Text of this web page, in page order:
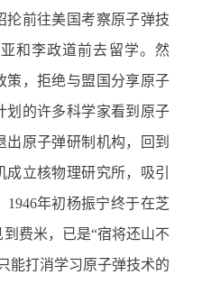
抡前往美国考察原子弹技
和李政道前去留学。然
策，拒绝与盟国分享原子
划的许多科学家看到原子
原子弹研制机构，回到
立核物理研究所，吸引
1946年初杨振宁终于在芝
费米，已是“宿将还山不
能打消学习原子弹技术的